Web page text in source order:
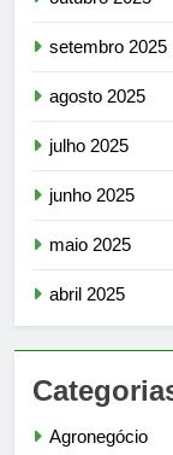
setembro 2025
agosto 2025
julho 2025
junho 2025
maio 2025
abril 2025
Agronegócio